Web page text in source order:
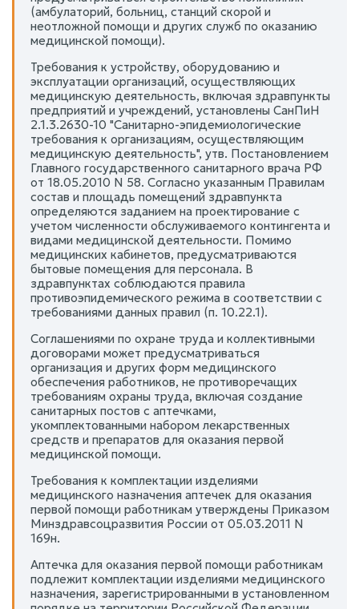
(амбулаторий, больниц, станций скорой и
неотложной помощи и других служб по оказанию
медицинской помощи).
Требования к устройству, оборудованию и
эксплуатации организаций, осуществляющих
медицинскую деятельность, включая здравпункты
предприятий и учреждений, установлены СанПиН
2.1.3.2630-10 "Санитарно-эпидемиологические
требования к организациям, осуществляющим
медицинскую деятельность", утв. Постановлением
Главного государственного санитарного врача РФ
от 18.05.2010 N 58. Согласно указанным Правилам
состав и площадь помещений здравпункта
определяются заданием на проектирование с
учетом численности обслуживаемого контингента и
видами медицинской деятельности. Помимо
медицинских кабинетов, предусматриваются
бытовые помещения для персонала. В
здравпунктах соблюдаются правила
противоэпидемического режима в соответствии с
требованиями данных правил (п. 10.22.1).
Соглашениями по охране труда и коллективными
договорами может предусматриваться
организация и других форм медицинского
обеспечения работников, не противоречащих
требованиям охраны труда, включая создание
санитарных постов с аптечками,
укомплектованными набором лекарственных
средств и препаратов для оказания первой
медицинской помощи.
Требования к комплектации изделиями
медицинского назначения аптечек для оказания
первой помощи работникам утверждены Приказом
Минздравсоцразвития России от 05.03.2011 N
169н.
Аптечка для оказания первой помощи работникам
подлежит комплектации изделиями медицинского
назначения, зарегистрированными в установленном